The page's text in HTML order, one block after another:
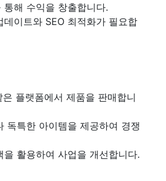
통해 수익을 창출합니다.
데이트와 SEO 최적화가 필요합
플랫폼에서 제품을 판매합니
독특한 아이템을 제공하여 경쟁
을 활용하여 사업을 개선합니다.